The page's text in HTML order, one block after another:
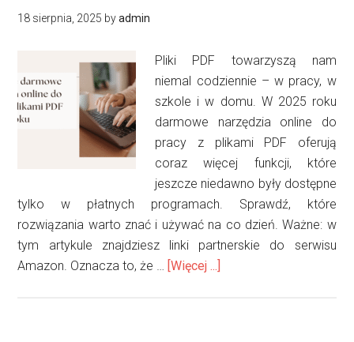
18 sierpnia, 2025 byadmin
Pliki PDF towarzyszą nam
niemal codziennie – w pracy, w
szkole i w domu. W 2025 roku
darmowe narzędzia online do
pracy z plikami PDF oferują
coraz więcej funkcji, które
jeszcze niedawno były dostępne
tylko w płatnych programach. Sprawdź, które
rozwiązania warto znać i używać na co dzień. Ważne: w
tym artykule znajdziesz linki partnerskie do serwisu
Amazon. Oznacza to, że … [Więcej ...]